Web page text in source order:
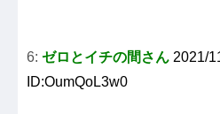
6: ゼロとイチの間さん 2021/
ID:OumQoL3w0